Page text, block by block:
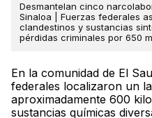
Desmantelan cinco
Sinaloa | Fuerzas federales
clandestinos y sustancias
pérdidas criminales por 650
En la comunidad de El
federales localizaron un
aproximadamente 600
sustancias químicas